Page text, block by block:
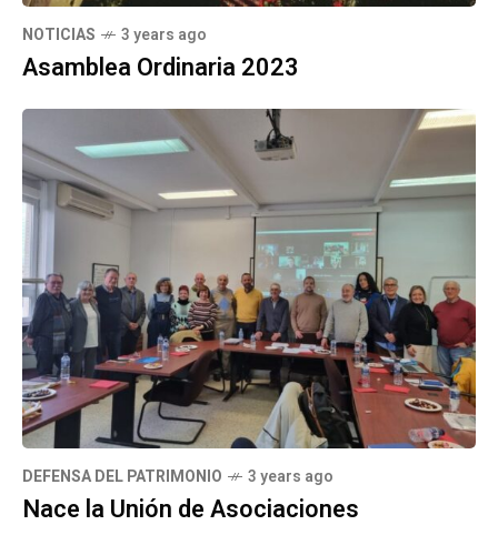
NOTICIAS 3 years ago
Asamblea Ordinaria 2023
DEFENSA DEL PATRIMONIO 3 years ago
Nace la Unión de Asociaciones